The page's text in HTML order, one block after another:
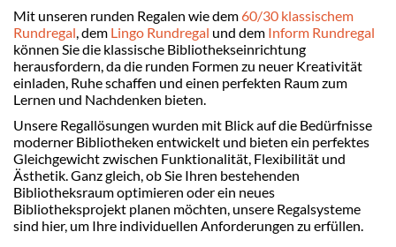
Mit unseren runden Regalen wie dem60/30 klassischem
Rundregal, dem Lingo Rundregal und dem Inform Rundregal
können Sie die klassische Bibliothekseinrichtung
herausfordern, da die runden Formen zu neuer Kreativität
einladen, Ruhe schaffen und einen perfekten Raum zum
Lernen und Nachdenken bieten.
Unsere Regallösungen wurden mit Blick auf die Bedürfnisse
moderner Bibliotheken entwickelt und bieten ein perfektes
Gleichgewicht zwischen Funktionalität, Flexibilität und
Ästhetik. Ganz gleich, ob Sie Ihren bestehenden
Bibliotheksraum optimieren oder ein neues
Bibliotheksprojekt planen möchten, unsere Regalsysteme
sind hier, um Ihre individuellen Anforderungen zu erfüllen.